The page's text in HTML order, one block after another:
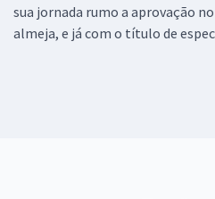
sua jornada rumo a aprovação
almeja, e já com o título de